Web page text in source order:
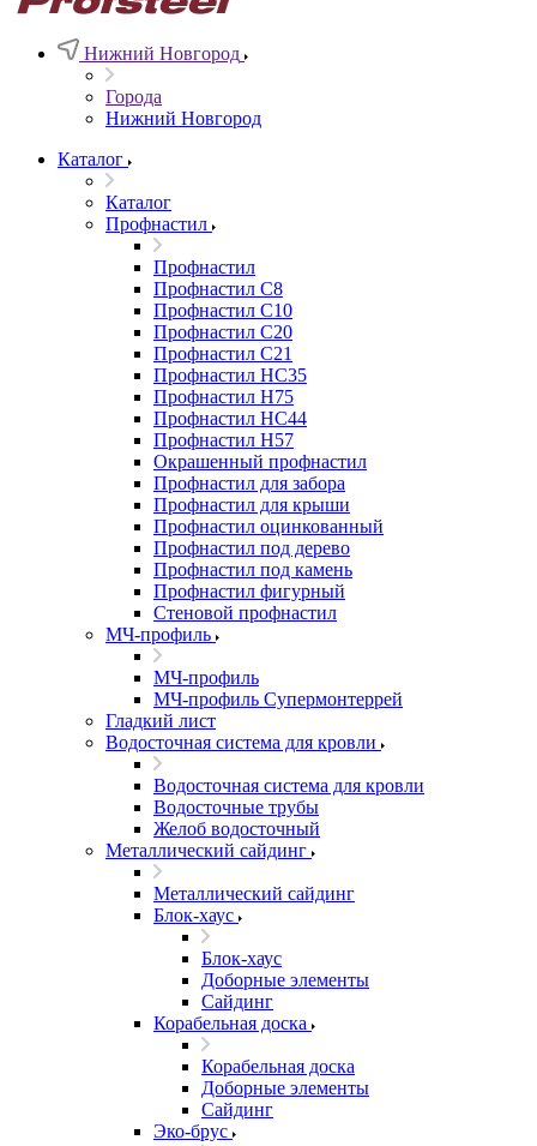
Нижний Новгород
Города
Нижний Новгород
Каталог
Каталог
Профнастил
Профнастил
Профнастил С8
Профнастил С10
Профнастил С20
Профнастил С21
Профнастил НС35
Профнастил Н75
Профнастил HC44
Профнастил Н57
Окрашенный профнастил
Профнастил для забора
Профнастил для крыши
Профнастил оцинкованный
Профнастил под дерево
Профнастил под камень
Профнастил фигурный
Стеновой профнастил
МЧ-профиль
МЧ-профиль
МЧ-профиль Супермонтеррей
Гладкий лист
Водосточная система для кровли
Водосточная система для кровли
Водосточные трубы
Желоб водосточный
Металлический сайдинг
Металлический сайдинг
Блок-хаус
Блок-хаус
Доборные элементы
Сайдинг
Корабельная доска
Корабельная доска
Доборные элементы
Сайдинг
Эко-брус